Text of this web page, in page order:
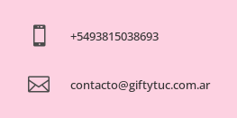
 +5493815038693
 contacto@giftytuc.com.ar